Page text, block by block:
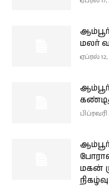
மலர்
ஏப்ரல் 12,
பிப்ரவரி
மகன்
நிகழ்வு